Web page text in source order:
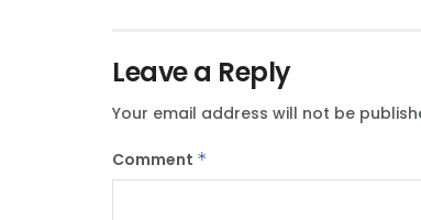
Leave a Reply
Your email address will not be
Comment *